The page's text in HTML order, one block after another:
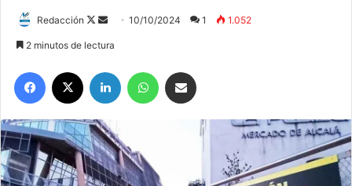
Redacción
F
l
o
o
n
X
d
a
e
m
a
10/10/2024 1 1.052
2 minutos de lectura